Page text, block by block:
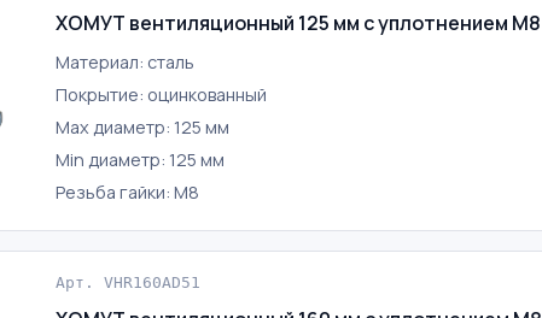
ХОМУТ вентиляционный 125 мм с уплотнением М8
Материал: сталь
Покрытие: оцинкованный
Max диаметр: 125 мм
Min диаметр: 125 мм
Резьба гайки: М8
Арт. VHR160AD51